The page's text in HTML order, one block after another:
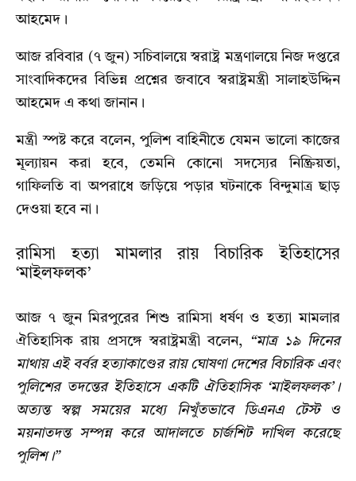
আহমেদ।
আজ রবিবার (৭ জুন) সচিবালয়ে স্বরাষ্ট্র মন্ত্রণালয়ে নিজ দপ্তরে
সাংবাদিকদের বিভিন্ন প্রশ্নের জবাবে স্বরাষ্ট্রমন্ত্রী সালাহউদ্দিন
আহমেদ এ কথা জানান।
মন্ত্রী স্পষ্ট করে বলেন, পুলিশ বাহিনীতে যেমন ভালো কাজের
মূল্যায়ন করা হবে, তেমনি কোনো সদস্যের নিষ্ক্রিয়তা,
গাফিলতি বা অপরাধে জড়িয়ে পড়ার ঘটনাকে বিন্দুমাত্র ছাড়
দেওয়া হবে না।
রামিসা হত্যা মামলার রায় বিচারিক ইতিহাসের
‘মাইলফলক’
আজ ৭ জুন মিরপুরের শিশু রামিসা ধর্ষণ ও হত্যা মামলার
ঐতিহাসিক রায় প্রসঙ্গে স্বরাষ্ট্রমন্ত্রী বলেন,
“মাত্র ১৯ দিনের
মাথায় এই বর্বর হত্যাকাণ্ডের রায় ঘোষণা দেশের বিচারিক এবং
পুলিশের তদন্তের ইতিহাসে একটি ঐতিহাসিক ‘মাইলফলক’।
অত্যন্ত স্বল্প সময়ের মধ্যে নিখুঁতভাবে ডিএনএ টেস্ট ও
ময়নাতদন্ত সম্পন্ন করে আদালতে চার্জশিট দাখিল করেছে
পুলিশ।”